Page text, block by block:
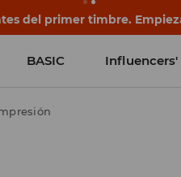
del primer timbre.
BASIC Influencers'